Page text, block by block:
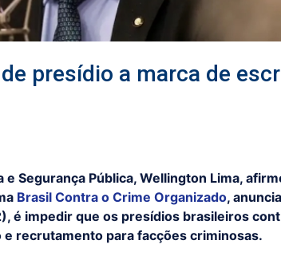
presídio a marca de
e Segurança Pública, Wellington Lima,
Brasil Contra o Crime Organizado,
é impedir que os presídios brasileiros
recrutamento para facções criminosas.